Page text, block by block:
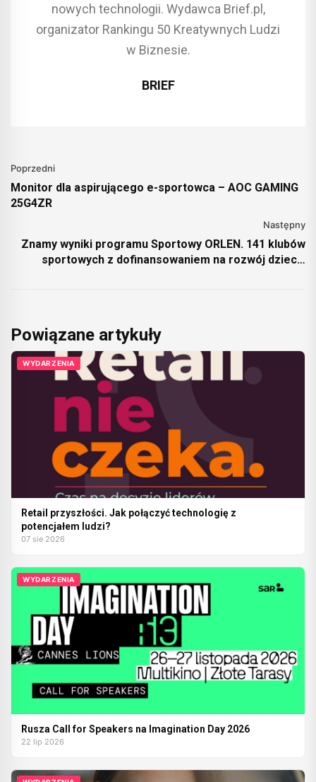
nowych technologii. Wydawca Brief.pl,
organizator Rankingu 50 Kreatywnych Ludzi
w Biznesie.
BRIEF
Poprzedni
Monitor dla aspirującego e-sportowca – AOC GAMING
25G4ZR
Następny
Znamy wyniki programu Sportowy ORLEN. 141 klubów
sportowych z dofinansowaniem na rozwój dzieci i
Powiązane artykuły
WYDARZENIA
Retail przyszłości. Jak połączyć technologię z
potencjałem ludzi?
07 sie 2026
WYDARZENIA
Rusza Call for Speakers na Imagination Day 2026
22 lip 2026